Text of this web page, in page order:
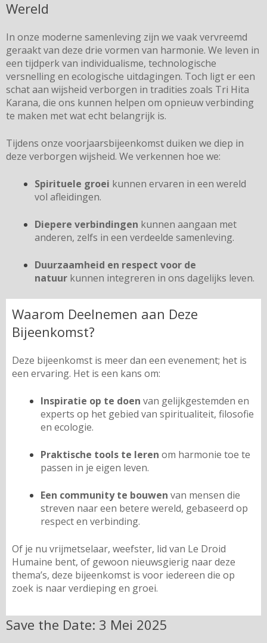
Wereld
In onze moderne samenleving zijn we vaak vervreemd
geraakt van deze drie vormen van harmonie. We leven in
een tijdperk van individualisme, technologische
versnelling en ecologische uitdagingen. Toch ligt er een
schat aan wijsheid verborgen in tradities zoals Tri Hita
Karana, die ons kunnen helpen om opnieuw verbinding
te maken met wat echt belangrijk is.
Tijdens onze voorjaarsbijeenkomst duiken we diep in
deze verborgen wijsheid. We verkennen hoe we:
Spirituele groei kunnen ervaren in een wereld
vol afleidingen.
Diepere verbindingen kunnen aangaan met
anderen, zelfs in een verdeelde samenleving.
Duurzaamheid en respect voor de
natuur kunnen integreren in ons dagelijks leven.
Waarom Deelnemen aan Deze
Bijeenkomst?
Deze bijeenkomst is meer dan een evenement; het is
een ervaring. Het is een kans om:
Inspiratie op te doen van gelijkgestemden en
experts op het gebied van spiritualiteit, filosofie
en ecologie.
Praktische tools te leren om harmonie toe te
passen in je eigen leven.
Een community te bouwen van mensen die
streven naar een betere wereld, gebaseerd op
respect en verbinding.
Of je nu vrijmetselaar, weefster, lid van Le Droid
Humaine bent, of gewoon nieuwsgierig naar deze
thema’s, deze bijeenkomst is voor iedereen die op
zoek is naar verdieping en groei.
Save the Date: 3 Mei 2025